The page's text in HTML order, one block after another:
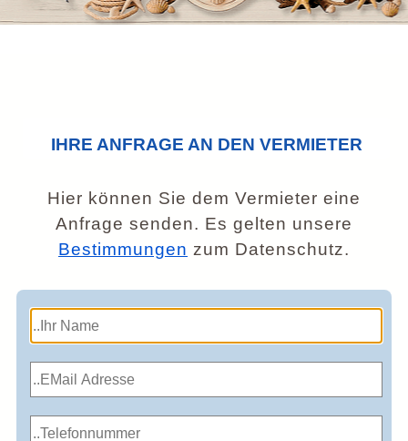
IHRE ANFRAGE AN DEN VERMIETER
Hier können Sie dem Vermieter eine
Anfrage senden. Es gelten unsere
Bestimmungen zum Datenschutz.